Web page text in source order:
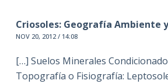
Criosoles: Geografía Ambiente
NOV 20, 2012 / 14:08
[…] Suelos Minerales
Topografía o Fisiografía: